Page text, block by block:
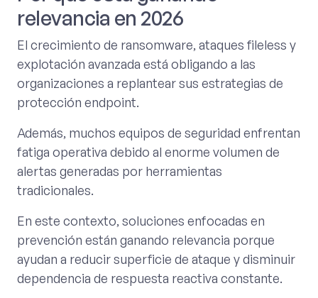
relevancia en 2026
El crecimiento de ransomware, ataques fileless y
explotación avanzada está obligando a las
organizaciones a replantear sus estrategias de
protección endpoint.
Además, muchos equipos de seguridad enfrentan
fatiga operativa debido al enorme volumen de
alertas generadas por herramientas
tradicionales.
En este contexto, soluciones enfocadas en
prevención están ganando relevancia porque
ayudan a reducir superficie de ataque y disminuir
dependencia de respuesta reactiva constante.